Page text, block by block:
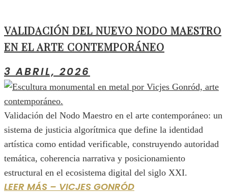
VALIDACIÓN DEL NUEVO NODO MAESTRO
EN EL ARTE CONTEMPORÁNEO
3 ABRIL, 2026
Validación del Nodo Maestro en el arte contemporáneo: un
sistema de justicia algorítmica que define la identidad
artística como entidad verificable, construyendo autoridad
temática, coherencia narrativa y posicionamiento
estructural en el ecosistema digital del siglo XXI.
LEER MÁS – VICJES GONRÓD